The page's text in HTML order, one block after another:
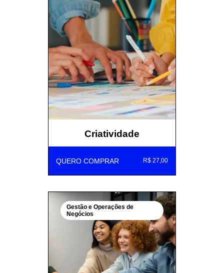
Criatividade
QUERO COMPRAR R$ 27,00
Gestão e Operações de
Negócios